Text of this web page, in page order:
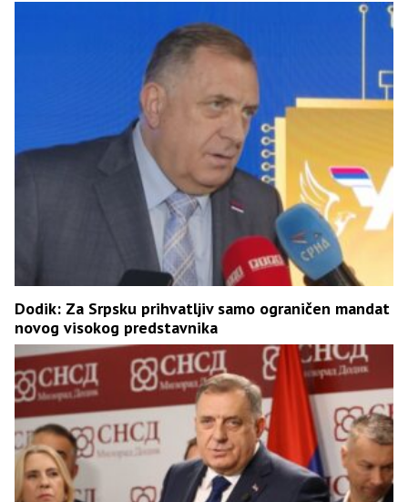
Dodik: Za Srpsku prihvatljiv samo ograničen mandat
novog visokog predstavnika